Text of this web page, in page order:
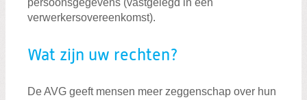
verwerkersovereenkomst).
Wat zijn uw rechten?
De AVG geeft mensen meer zeggenschap over hun